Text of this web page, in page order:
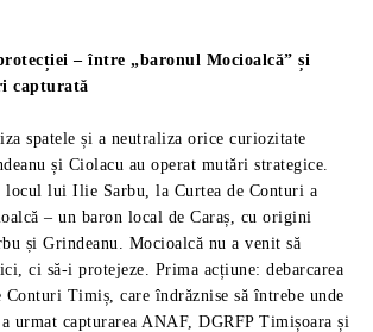
– între „baronul Mocioalcă” și
capturată
spatele și a neutraliza orice curiozitate
și Ciolacu au operat mutări strategice.
locul lui Ilie Sarbu, la Curtea de Conturi a
– un baron local de Caraș, cu origini
și Grindeanu. Mocioalcă nu a venit să
ci să-i protejeze. Prima acțiune: debarcarea
Conturi Timiș, care îndrăznise să întrebe unde
urmat capturarea ANAF, DGRFP Timișoara și